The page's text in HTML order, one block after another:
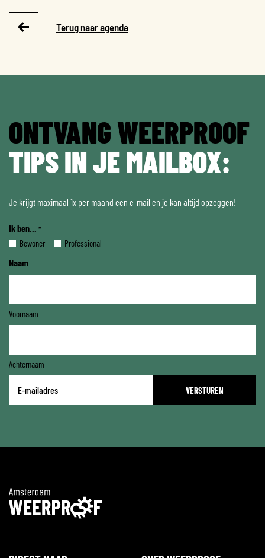
Terug naar agenda
ONTVANG WEERPROOF
TIPS IN JE MAILBOX:
Je krijgt maximaal 1x per maand een e-mail en je kan altijd opzeggen!
Ik ben... *
Bewoner Professional
Naam
Voornaam
Achternaam
mailadres